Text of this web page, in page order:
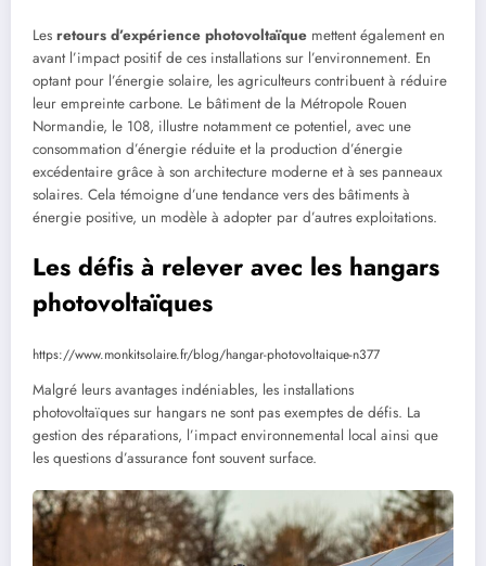
Les retours d’expérience photovoltaïque mettent également en
avant l’impact positif de ces installations sur l’environnement. En
optant pour l’énergie solaire, les agriculteurs contribuent à réduire
leur empreinte carbone. Le bâtiment de la Métropole Rouen
Normandie, le 108, illustre notamment ce potentiel, avec une
consommation d’énergie réduite et la production d’énergie
excédentaire grâce à son architecture moderne et à ses panneaux
solaires. Cela témoigne d’une tendance vers des bâtiments à
énergie positive, un modèle à adopter par d’autres exploitations.
Les défis à relever avec les hangars
photovoltaïques
https://www.monkitsolaire.fr/blog/hangar-photovoltaique-n377
Malgré leurs avantages indéniables, les installations
photovoltaïques sur hangars ne sont pas exemptes de défis. La
gestion des réparations, l’impact environnemental local ainsi que
les questions d’assurance font souvent surface.